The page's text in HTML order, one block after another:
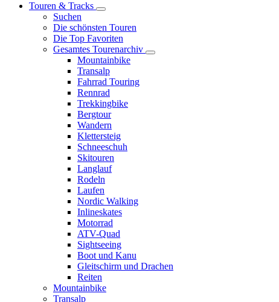
Touren & Tracks
Suchen
Die schönsten Touren
Die Top Favoriten
Gesamtes Tourenarchiv
Mountainbike
Transalp
Fahrrad Touring
Rennrad
Trekkingbike
Bergtour
Wandern
Klettersteig
Schneeschuh
Skitouren
Langlauf
Rodeln
Laufen
Nordic Walking
Inlineskates
Motorrad
ATV-Quad
Sightseeing
Boot und Kanu
Gleitschirm und Drachen
Reiten
Mountainbike
Transalp